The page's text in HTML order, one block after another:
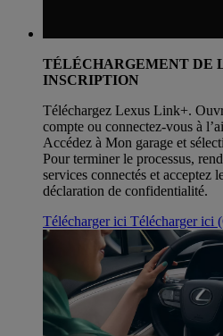
TÉLÉCHARGEMENT DE
INSCRIPTION
Téléchargez Lexus Link+.
compte ou connectez-vous à
Accédez à Mon garage et
Pour terminer le processus,
services connectés et acceptez
déclaration de confidentialité.
Télécharger ici Télécharger ici